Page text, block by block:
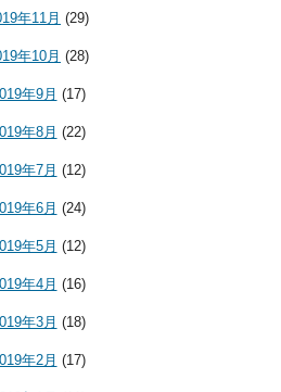
年11月 (29)
年10月 (28)
年9月 (17)
年8月 (22)
年7月 (12)
年6月 (24)
年5月 (12)
年4月 (16)
年3月 (18)
年2月 (17)